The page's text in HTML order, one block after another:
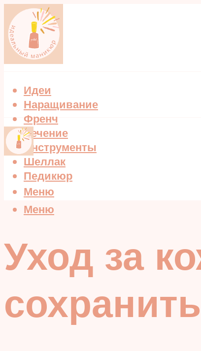
Идеи
Наращивание
Френч
Лечение
Инструменты
Шеллак
Педикюр
Меню
Меню
Уход за